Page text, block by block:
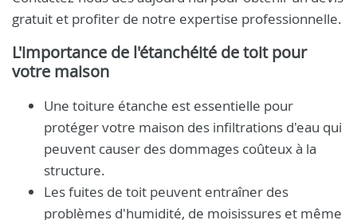
gratuit et profiter de notre expertise professionnelle.
L'importance de l'étanchéité de toit pour
votre maison
Une toiture étanche est essentielle pour
protéger votre maison des infiltrations d'eau qui
peuvent causer des dommages coûteux à la
structure.
Les fuites de toit peuvent entraîner des
problèmes d'humidité, de moisissures et même